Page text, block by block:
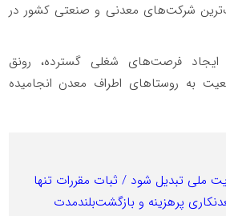
شرکت‌های معدنی و صنعتی کشور در
ایجاد فرصت‌های شغلی گسترده، رونق
به روستاهای اطراف معدن انجامیده
ملی تبدیل شود / ثبات مقررات تنها
پرهزینه و بازگشت‌بلندمدت